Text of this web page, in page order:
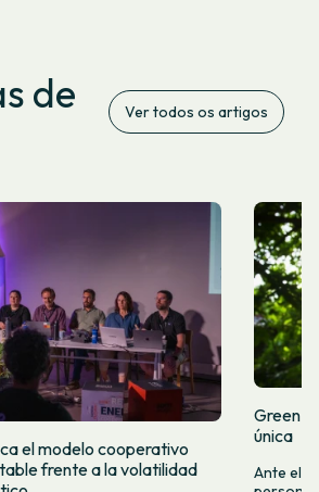
de Ver todos os artigos
el modelo cooperativo
frente a la volatilidad
Green
única
Ante el